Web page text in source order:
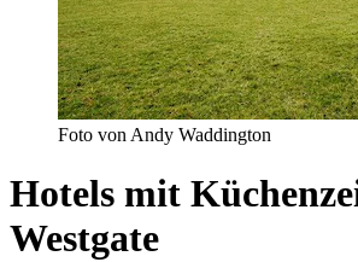
Foto von Andy Waddington
Hotels mit
Westgate